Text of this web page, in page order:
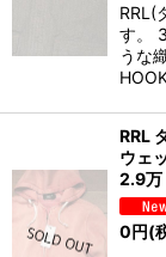
RRL(
す。
うな
RRL
ウェ
2.9万
0円(